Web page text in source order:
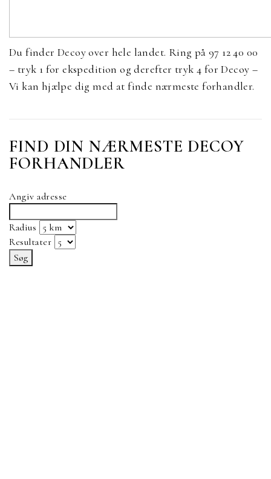
Du finder Decoy over hele landet. Ring på 97 12 40 00
– tryk 1 for ekspedition og derefter tryk 4 for Decoy –
Vi kan hjælpe dig med at finde nærmeste forhandler.
FIND DIN NÆRMESTE DECOY
FORHANDLER
Angiv adresse
Radius
Resultater